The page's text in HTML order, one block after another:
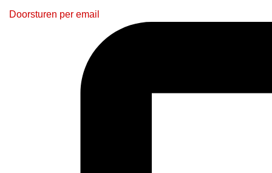
Doorsturen per email